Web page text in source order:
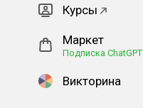
Курсы
Маркет
Подписка ChatGPT
Викторина